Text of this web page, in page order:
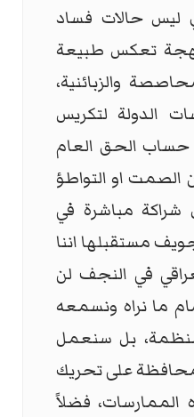
ليس حالات فساد
تعكس طبيعة
والزبائنية،
الدولة لتكريس
الحق العام
الصمت او التواطؤ
شراكة مباشرة في
مستقبلها اننا
في النجف لن
ما نراه ونسمعه
بل سنعمل
على تحريك
الممارسات، فضلاً